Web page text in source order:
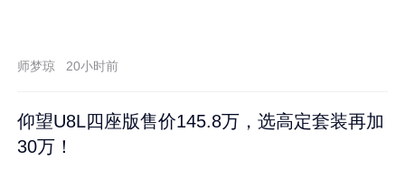
师梦琼 20小时前
仰望U8L四座版售价145.8万，选高定套装再加
30万！